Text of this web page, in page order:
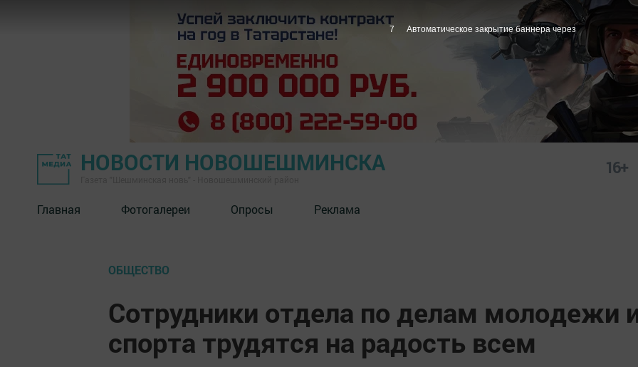
НОВОСТИ НОВОШЕШМИНСКА 16+
Главная Фотогалереи Опросы Реклама
ОБЩЕСТВО
Сотрудники отдела по делам молодежи
спорта трудятся на радость всем
6 Автоматическое закрытие баннера через